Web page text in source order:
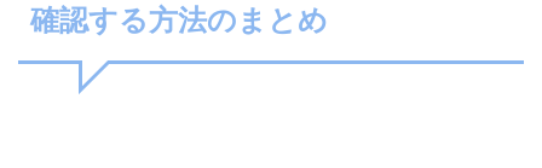
確認する方法のまとめ